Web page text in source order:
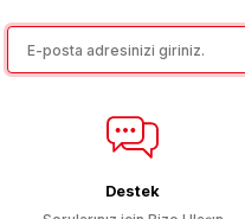
Destek